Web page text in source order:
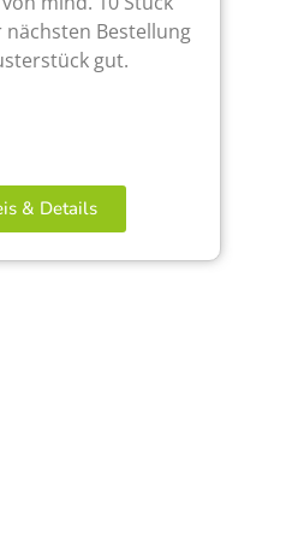
Bestellung
gut.
& Details